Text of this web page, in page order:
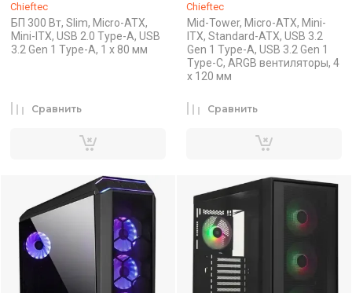
Chieftec
БП 300 Вт, Slim, Micro-ATX,
Mini-ITX, USB 2.0 Type-A, USB
3.2 Gen 1 Type-A, 1 x 80 мм
Сравнить
Chieftec
Mid-Tower, Micro-ATX, Mini-
ITX, Standard-ATX, USB 3.2
Gen 1 Type-A, USB 3.2 Gen 1
Type-C, ARGB вентиляторы, 4
x 120 мм
Сравнить